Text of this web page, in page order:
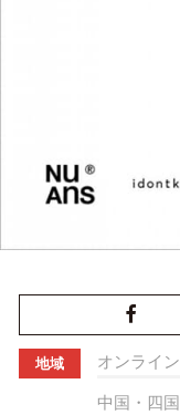
地域 オンライン
中国・四国